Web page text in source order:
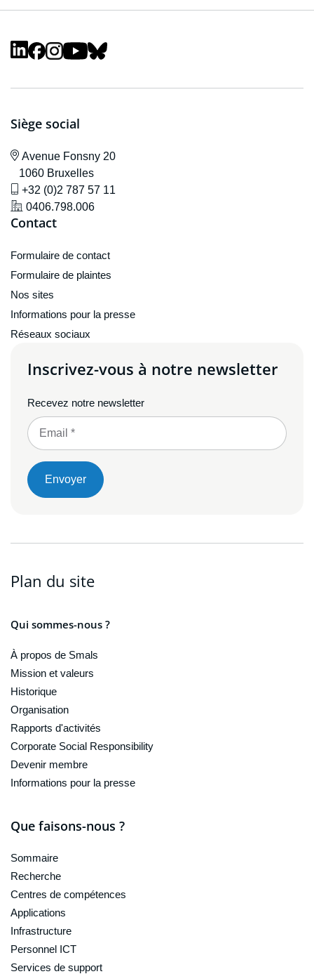
Siège social
icône de localisation
Avenue Fonsny 20
1060 Bruxelles
icône de gsm
+32 (0)2 787 57 11
icône de localisation
0406.798.006
Contact
Formulaire de contact
Formulaire de plaintes
Nos sites
Informations pour la presse
Réseaux sociaux
Inscrivez-vous à notre newsletter
Recevez notre newsletter
Envoyer
Plan du site
Qui sommes-nous ?
À propos de Smals
Mission et valeurs
Historique
Organisation
Rapports d'activités
Corporate Social Responsibility
Devenir membre
Informations pour la presse
Que faisons-nous ?
Sommaire
Recherche
Centres de compétences
Applications
Infrastructure
Personnel ICT
Services de support